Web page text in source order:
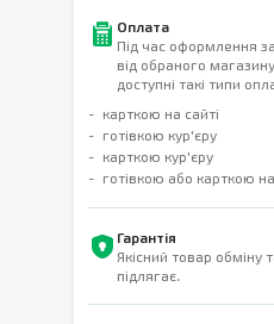
Оплата
Під час оформлення
від обраного
доступні такі типи
карткою на сайті
готівкою кур'єру
карткою кур'єру
готівкою або карткою
Гарантія
Якісний товар обміну
підлягає.